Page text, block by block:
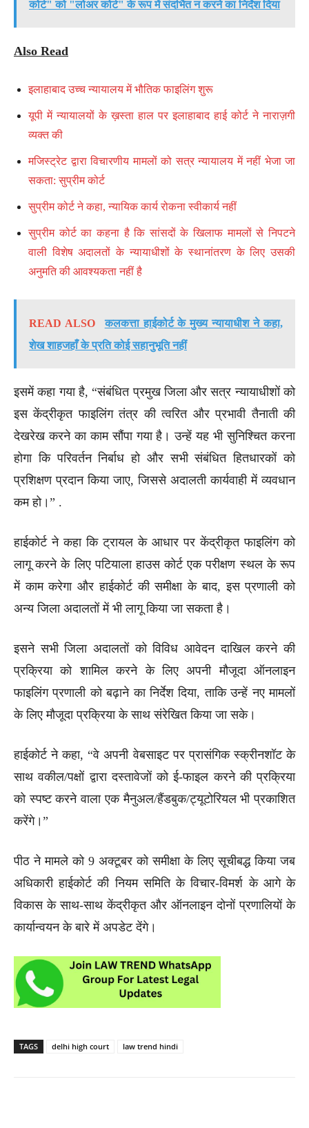
कोर्ट" को "लोअर कोर्ट" के रूप में संदर्भित न करने का निर्देश दिया
Also Read
इलाहाबाद उच्च न्यायालय में भौतिक फाइलिंग शुरू
यूपी में न्यायालयों के ख़स्ता हाल पर इलाहाबाद हाई कोर्ट ने नाराज़गी
व्यक्त की
मजिस्ट्रेट द्वारा विचारणीय मामलों को सत्र न्यायालय में नहीं भेजा जा
सकता: सुप्रीम कोर्ट
सुप्रीम कोर्ट ने कहा, न्यायिक कार्य रोकना स्वीकार्य नहीं
सुप्रीम कोर्ट का कहना है कि सांसदों के खिलाफ मामलों से निपटने
वाली विशेष अदालतों के न्यायाधीशों के स्थानांतरण के लिए उसकी
अनुमति की आवश्यकता नहीं है
READ ALSO
कलकत्ता हाईकोर्ट के मुख्य न्यायाधीश ने कहा,
शेख शाहजहाँ के प्रति कोई सहानुभूति नहीं
इसमें कहा गया है, “संबंधित प्रमुख जिला और सत्र न्यायाधीशों को
इस केंद्रीकृत फाइलिंग तंत्र की त्वरित और प्रभावी तैनाती की
देखरेख करने का काम सौंपा गया है। उन्हें यह भी सुनिश्चित करना
होगा कि परिवर्तन निर्बाध हो और सभी संबंधित हितधारकों को
प्रशिक्षण प्रदान किया जाए, जिससे अदालती कार्यवाही में व्यवधान
कम हो।” .
हाईकोर्ट ने कहा कि ट्रायल के आधार पर केंद्रीकृत फाइलिंग को
लागू करने के लिए पटियाला हाउस कोर्ट एक परीक्षण स्थल के रूप
में काम करेगा और हाईकोर्ट की समीक्षा के बाद, इस प्रणाली को
अन्य जिला अदालतों में भी लागू किया जा सकता है।
इसने सभी जिला अदालतों को विविध आवेदन दाखिल करने की
प्रक्रिया को शामिल करने के लिए अपनी मौजूदा ऑनलाइन
फाइलिंग प्रणाली को बढ़ाने का निर्देश दिया, ताकि उन्हें नए मामलों
के लिए मौजूदा प्रक्रिया के साथ संरेखित किया जा सके।
हाईकोर्ट ने कहा, “वे अपनी वेबसाइट पर प्रासंगिक स्क्रीनशॉट के
साथ वकील/पक्षों द्वारा दस्तावेजों को ई-फाइल करने की प्रक्रिया
को स्पष्ट करने वाला एक मैनुअल/हैंडबुक/ट्यूटोरियल भी प्रकाशित
करेंगे।”
पीठ ने मामले को 9 अक्टूबर को समीक्षा के लिए सूचीबद्ध किया जब
अधिकारी हाईकोर्ट की नियम समिति के विचार-विमर्श के आगे के
विकास के साथ-साथ केंद्रीकृत और ऑनलाइन दोनों प्रणालियों के
कार्यान्वयन के बारे में अपडेट देंगे।
TAGS delhi high court law trend hindi